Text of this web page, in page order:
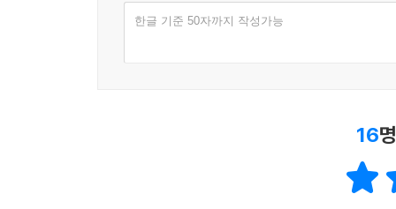
한글 기준 50자까지 작성가능
16